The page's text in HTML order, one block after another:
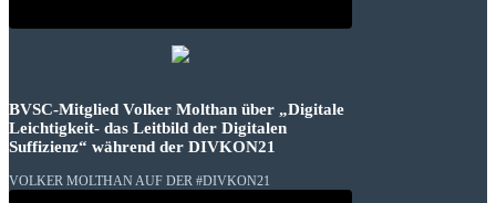
BVSC-Mitglied Volker Molthan über „Digitale
Leichtigkeit- das Leitbild der Digitalen
Suffizienz“ während der DIVKON21
VOLKER MOLTHAN AUF DER #DIVKON21